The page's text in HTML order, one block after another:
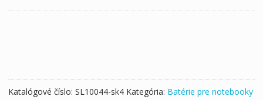
W540S-
4U4
Katalógové číslo: SL10044-sk4 Kategória: Batérie pre notebooky